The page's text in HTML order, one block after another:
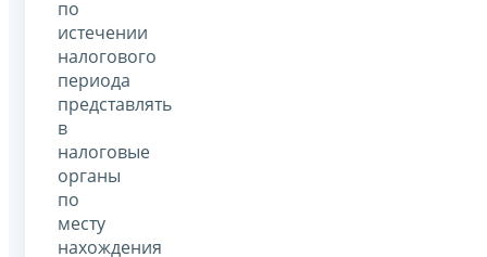
по
истечении
налогового
периода
представлять
в
налоговые
органы
по
месту
нахождения